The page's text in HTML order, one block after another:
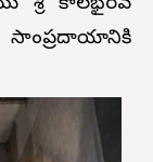
సాంప్రదాయానికి